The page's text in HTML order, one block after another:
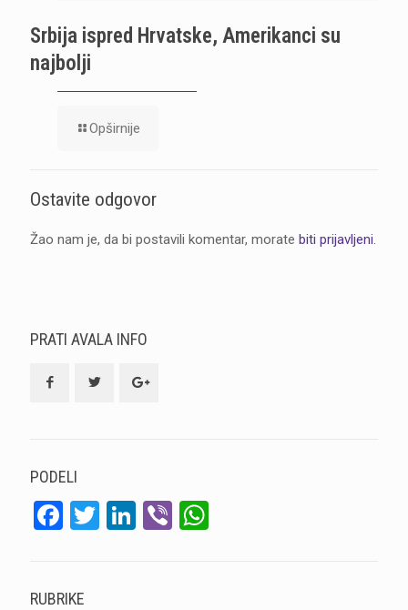
Srbija ispred Hrvatske, Amerikanci su
najbolji
Opširnije
Ostavite odgovor
Žao nam je, da bi postavili komentar, morate biti prijavljeni.
PRATI AVALA INFO
PODELI
Facebook
Twitter
LinkedIn
Viber
RUBRIKE